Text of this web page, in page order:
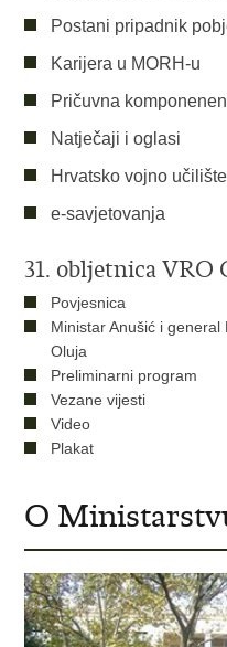
Postani pripadnik
Karijera u MORH-u
Pričuvna
Natječaji i oglasi
Hrvatsko vojno
e-savjetovanja
31. obljetnica VRO
Povjesnica
Ministar Anušić i
Oluja
Preliminarni program
Vezane vijesti
Video
Plakat
O